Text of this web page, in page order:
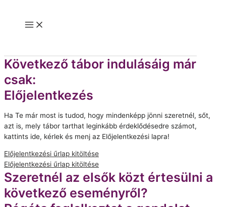
content
Main
Következő tábor indulásáig már
csak:
Előjelentkezés
Ha Te már most is tudod, hogy mindenképp jönni szeretnél, sőt,
azt is, mely tábor tarthat leginkább érdeklődésedre számot,
kattints ide, kérlek és menj az Előjelentkezési lapra!
Előjelentkezési űrlap kitöltése
Előjelentkezési űrlap kitöltése
Szeretnél az elsők közt értesülni a
következő eseményről?